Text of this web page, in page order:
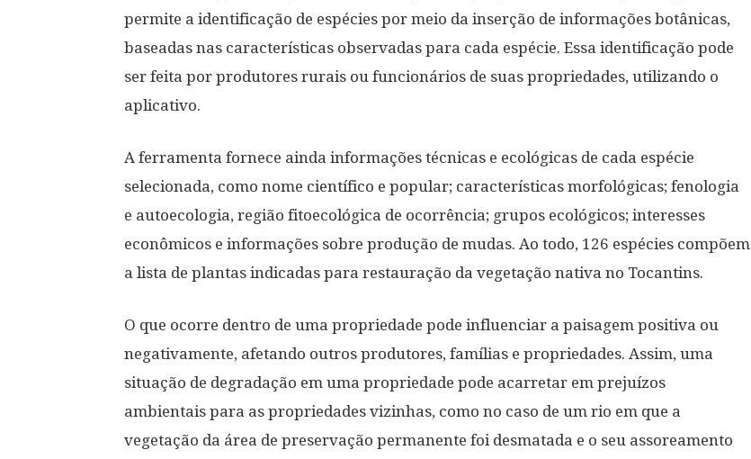
permite a identificação de espécies por meio da inserção de informações botânicas,
baseadas nas características observadas para cada espécie. Essa identificação pode
ser feita por produtores rurais ou funcionários de suas propriedades, utilizando o
aplicativo.
A ferramenta fornece ainda informações técnicas e ecológicas de cada espécie
selecionada, como nome científico e popular; características morfológicas; fenologia
e autoecologia, região fitoecológica de ocorrência; grupos ecológicos; interesses
econômicos e informações sobre produção de mudas. Ao todo, 126 espécies compõem
a lista de plantas indicadas para restauração da vegetação nativa no Tocantins.
O que ocorre dentro de uma propriedade pode influenciar a paisagem positiva ou
negativamente, afetando outros produtores, famílias e propriedades. Assim, uma
situação de degradação em uma propriedade pode acarretar em prejuízos
ambientais para as propriedades vizinhas, como no caso de um rio em que a
vegetação da área de preservação permanente foi desmatada e o seu assoreamento